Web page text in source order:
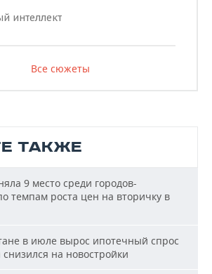
интеллект
Все сюжеты
ТАКЖЕ
9 место среди городов-
темпам роста цен на вторичку в
в июле вырос ипотечный спрос
снизился на новостройки